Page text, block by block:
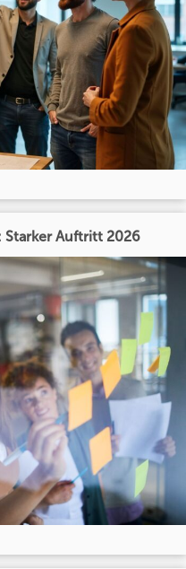
Starker Auftritt 2026